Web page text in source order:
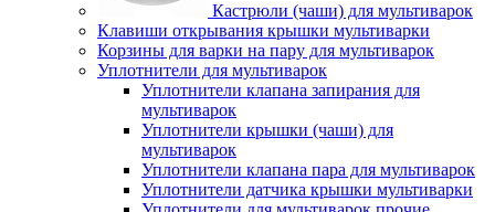
Кастрюли (чаши) для мультиварок
Клавиши открывания крышки мультиварки
Корзины для варки на пару для мультиварок
Уплотнители для мультиварок
Уплотнители клапана запирания для
мультиварок
Уплотнители крышки (чаши) для
мультиварок
Уплотнители клапана пара для мультиварок
Уплотнители датчика крышки мультиварки